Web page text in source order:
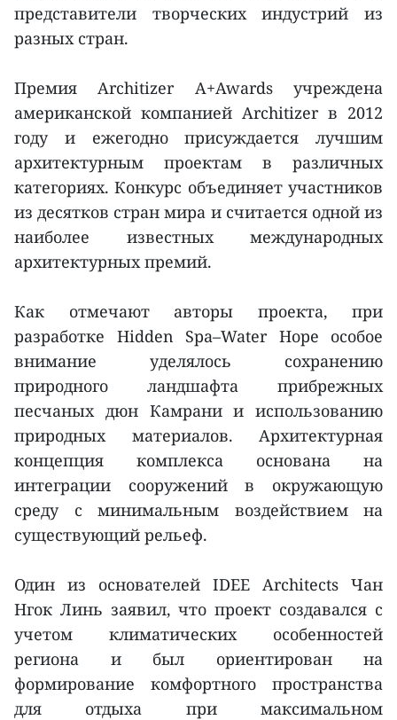
представители творческих индустрий из
разных стран.
Премия Architizer A+Awards учреждена
американской компанией Architizer в 2012
году и ежегодно присуждается лучшим
архитектурным проектам в различных
категориях. Конкурс объединяет участников
из десятков стран мира и считается одной из
наиболее известных международных
архитектурных премий.
Как отмечают авторы проекта, при
разработке Hidden Spa–Water Hope особое
внимание уделялось сохранению
природного ландшафта прибрежных
песчаных дюн Камрани и использованию
природных материалов. Архитектурная
концепция комплекса основана на
интеграции сооружений в окружающую
среду с минимальным воздействием на
существующий рельеф.
Один из основателей IDEE Architects Чан
Нгок Линь заявил, что проект создавался с
учетом климатических особенностей
региона и был ориентирован на
формирование комфортного пространства
для отдыха при максимальном